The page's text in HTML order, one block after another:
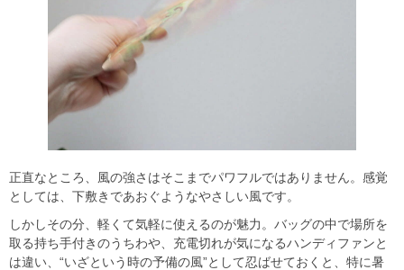
正直なところ、風の強さはそこまでパワフルではありません。感覚
としては、下敷きであおぐようなやさしい風です。
しかしその分、軽くて気軽に使えるのが魅力。バッグの中で場所を
取る持ち手付きのうちわや、充電切れが気になるハンディファンと
は違い、“いざという時の予備の風”として忍ばせておくと、特に暑